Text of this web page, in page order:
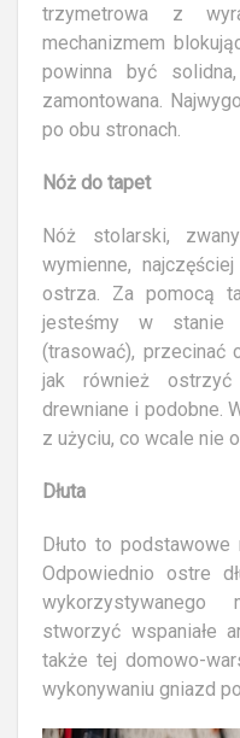
trzymetrowa z
mechanizmem
powinna być
zamontowana.
po obu stronach.
Nóż do tapet
Nóż stolarski,
wymienne,
ostrza. Za pomocą
jesteśmy w stanie
(trasować), przecinać
jak również
drewniane i podobne.
z użyciu, co wcale nie
Dłuta
Dłuto to
Odpowiednio ostre
wykorzystywanego
stworzyć wspaniałe
także tej domowo-
wykonywaniu gniazd